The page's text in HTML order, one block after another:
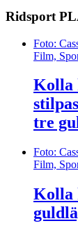
Ridsport
Foto:
Film,
Kolla
tre
Foto:
Film,
Kolla